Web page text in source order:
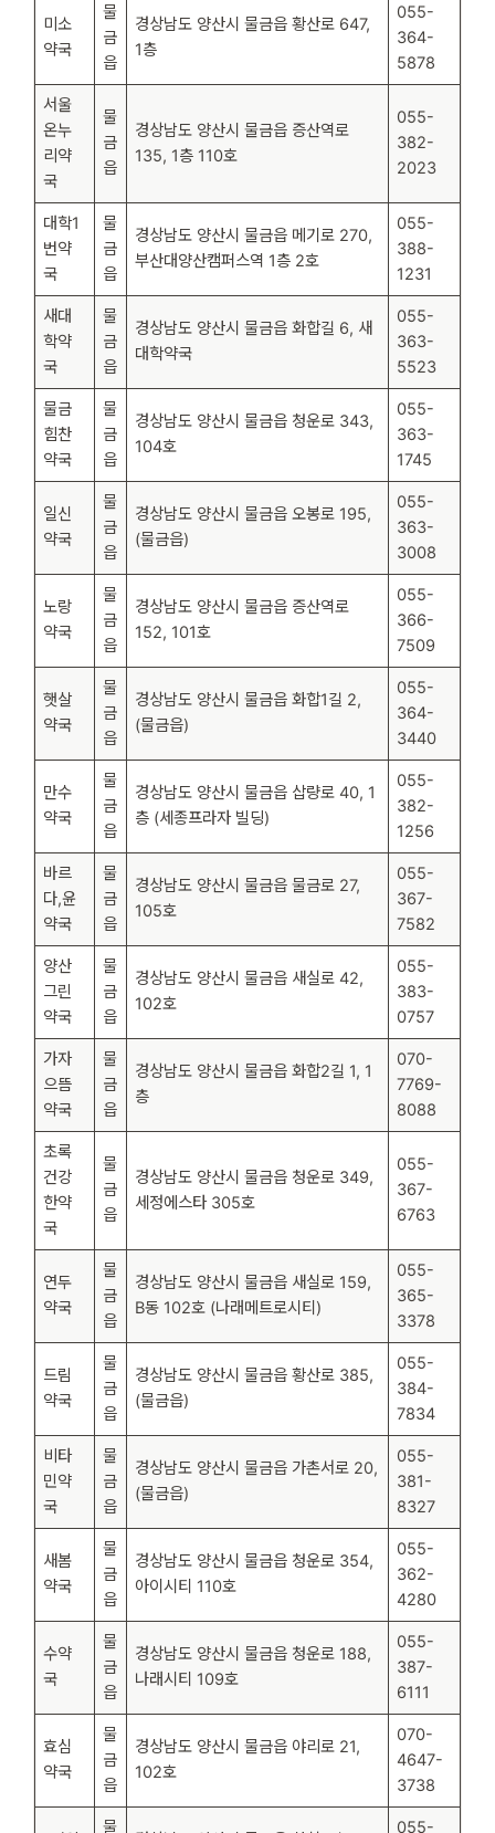
미소
약국
물
금
읍
경상남도 양산시 물금읍 황산로 647,
1층
055-
364-
5878
서울
온누
리약
국
물
금
읍
경상남도 양산시 물금읍 증산역로
135, 1층 110호
055-
382-
2023
대학1
번약
국
물
금
읍
경상남도 양산시 물금읍 메기로 270,
부산대양산캠퍼스역 1층 2호
055-
388-
1231
새대
학약
국
물
금
읍
경상남도 양산시 물금읍 화합길 6, 새
대학약국
055-
363-
5523
물금
힘찬
약국
물
금
읍
경상남도 양산시 물금읍 청운로 343,
104호
055-
363-
1745
일신
약국
물
금
읍
경상남도 양산시 물금읍 오봉로 195,
(물금읍)
055-
363-
3008
노랑
약국
물
금
읍
경상남도 양산시 물금읍 증산역로
152, 101호
055-
366-
7509
햇살
약국
물
금
읍
경상남도 양산시 물금읍 화합1길 2,
(물금읍)
055-
364-
3440
만수
약국
물
금
읍
경상남도 양산시 물금읍 삽량로 40, 1
층 (세종프라자 빌딩)
055-
382-
1256
바르
다,윤
약국
물
금
읍
경상남도 양산시 물금읍 물금로 27,
105호
055-
367-
7582
양산
그린
약국
물
금
읍
경상남도 양산시 물금읍 새실로 42,
102호
055-
383-
0757
가자
으뜸
약국
물
금
읍
경상남도 양산시 물금읍 화합2길 1, 1
층
070-
7769-
8088
초록
건강
한약
국
물
금
읍
경상남도 양산시 물금읍 청운로 349,
세정에스타 305호
055-
367-
6763
연두
약국
물
금
읍
경상남도 양산시 물금읍 새실로 159,
B동 102호 (나래메트로시티)
055-
365-
3378
드림
약국
물
금
읍
경상남도 양산시 물금읍 황산로 385,
(물금읍)
055-
384-
7834
비타
민약
국
물
금
읍
경상남도 양산시 물금읍 가촌서로 20,
(물금읍)
055-
381-
8327
새봄
약국
물
금
읍
경상남도 양산시 물금읍 청운로 354,
아이시티 110호
055-
362-
4280
수약
국
물
금
읍
경상남도 양산시 물금읍 청운로 188,
나래시티 109호
055-
387-
6111
효심
약국
물
금
읍
경상남도 양산시 물금읍 야리로 21,
102호
070-
4647-
3738
물 055-